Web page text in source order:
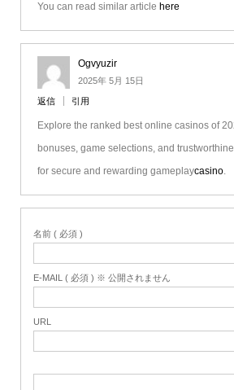
You can read similar article here
Ogvyuzir
2025年 5月 15日
返信 引用
Explore the ranked best online casinos of
bonuses, game selections, and
for secure and rewarding gameplaycasino.
名前 ( 必須 )
E-MAIL ( 必須 ) ※ 公開されません
URL